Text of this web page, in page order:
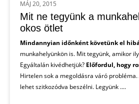
MÁJ 20, 2015
Mit ne tegyünk a
okos ötlet
Mindannyian időnként követünk el
munkahelyünkön is. Mit tegyünk, amikor
Egyáltalán kivédhetjük? Előfordul, hogy
Hirtelen sok a megoldásra váró
lehet szitkozódva beszélni. Legyünk ....